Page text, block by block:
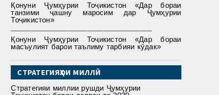
Қонуни Ҷумҳурии Тоҷикистон «Дар бораи
танзими ҷашну маросим дар Ҷумҳурии
Тоҷикистон»
Қонуни Ҷумҳурии Тоҷикистон «Дар бораи
масъулият барои таълиму тарбияи кӯдак»
СТРАТЕГИЯҲОИ МИЛЛӢ
Стратегияи миллии рушди Ҷумҳурии